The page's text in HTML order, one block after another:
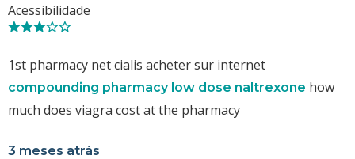
Acessibilidade
1st pharmacy net cialis acheter sur internet
compounding pharmacy low dose naltrexone how
much does viagra cost at the pharmacy
3 meses atrás